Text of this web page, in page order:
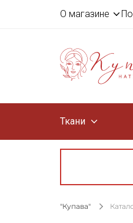
О магазине
Ткани
"Купава"